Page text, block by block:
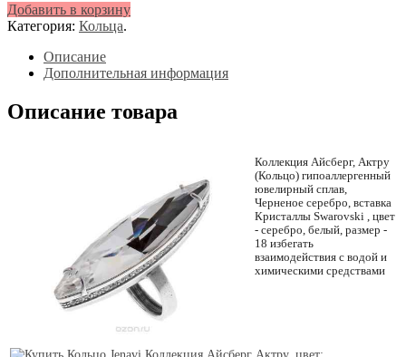
Добавить в корзину
Категория: Кольца.
Описание
Дополнительная информация
Описание товара
Коллекция Айсберг, Актру
(Кольцо) гипоаллергенный
ювелирный сплав,
Черненое серебро, вставка
Кристаллы Swarovski , цвет
- серебро, белый, размер -
18 избегать
взаимодействия с водой и
химическими средствами